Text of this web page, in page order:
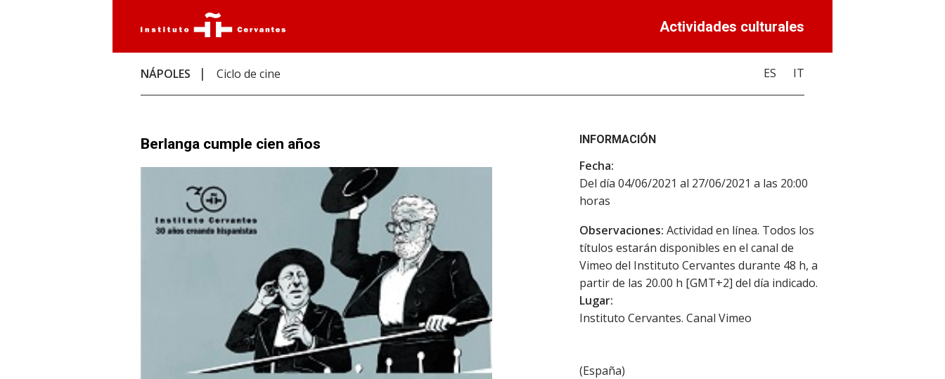
Actividades culturales
NÁPOLES Ciclo de cine ES IT
Berlanga cumple cien años INFORMACIÓN
Fecha:
Del día 04/06/2021 al 27/06/2021 a las 20:00
horas
Observaciones: Actividad en línea. Todos los
títulos estarán disponibles en el canal de
Vimeo del Instituto Cervantes durante 48 h, a
partir de las 20.00 h [GMT+2] del día indicado.
Lugar:
Instituto Cervantes. Canal Vimeo
(España)